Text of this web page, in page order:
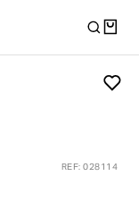
REF:028114